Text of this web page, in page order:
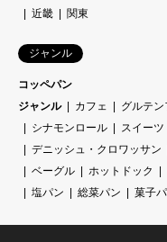
近畿
関東
ジャンル
コッペパン
ジャンル
カフェ グルテン
シナモンロール
スイーツ
デニッシュ・クロワッサン
ベーグル
ホットドック
塩パン
総菜パン 菓子